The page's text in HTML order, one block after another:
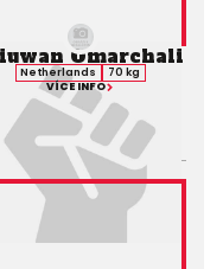
MMA
kolo 3:00,Rozhodčí:
Omarchali
Netherlands
70 kg
VÍCE INFO